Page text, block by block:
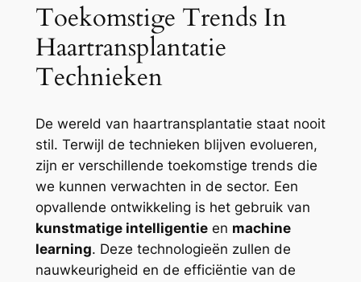
Toekomstige Trends In
Haartransplantatie
Technieken
De wereld van haartransplantatie staat nooit
stil. Terwijl de technieken blijven evolueren,
zijn er verschillende toekomstige trends die
we kunnen verwachten in de sector. Een
opvallende ontwikkeling is het gebruik van
kunstmatige intelligentieen machine
learning. Deze technologieën zullen de
nauwkeurigheid en de efficiëntie van de